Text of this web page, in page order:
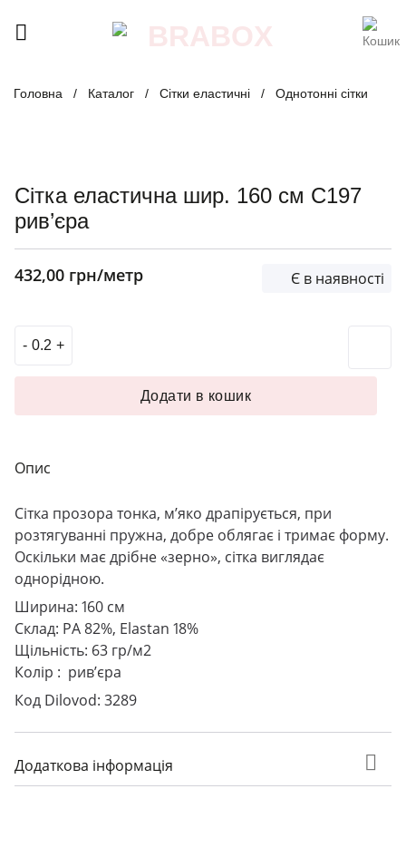
Головна / Каталог / Сітки еластичні / Однотонні сітки
Сітка еластична шир. 160 см C197
рив’єра
432,00 грн/метр Є в наявності
Опис
Сітка прозора тонка, м’яко драпірується, при
розтягуванні пружна, добре облягає і тримає форму.
Оскільки має дрібне «зерно», сітка виглядає
однорідною.
Ширина: 160 см
Склад: PA 82%, Elastan 18%
Щільність: 63 гр/м2
Колір : рив’єра
Код Dilovod: 3289
Додаткова інформація
Сітка еластична шир. 160 см C197 рив'єра кількість
Додати в кошик